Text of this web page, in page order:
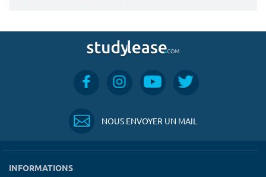
NOUS ENVOYER UN MAIL
INFORMATIONS